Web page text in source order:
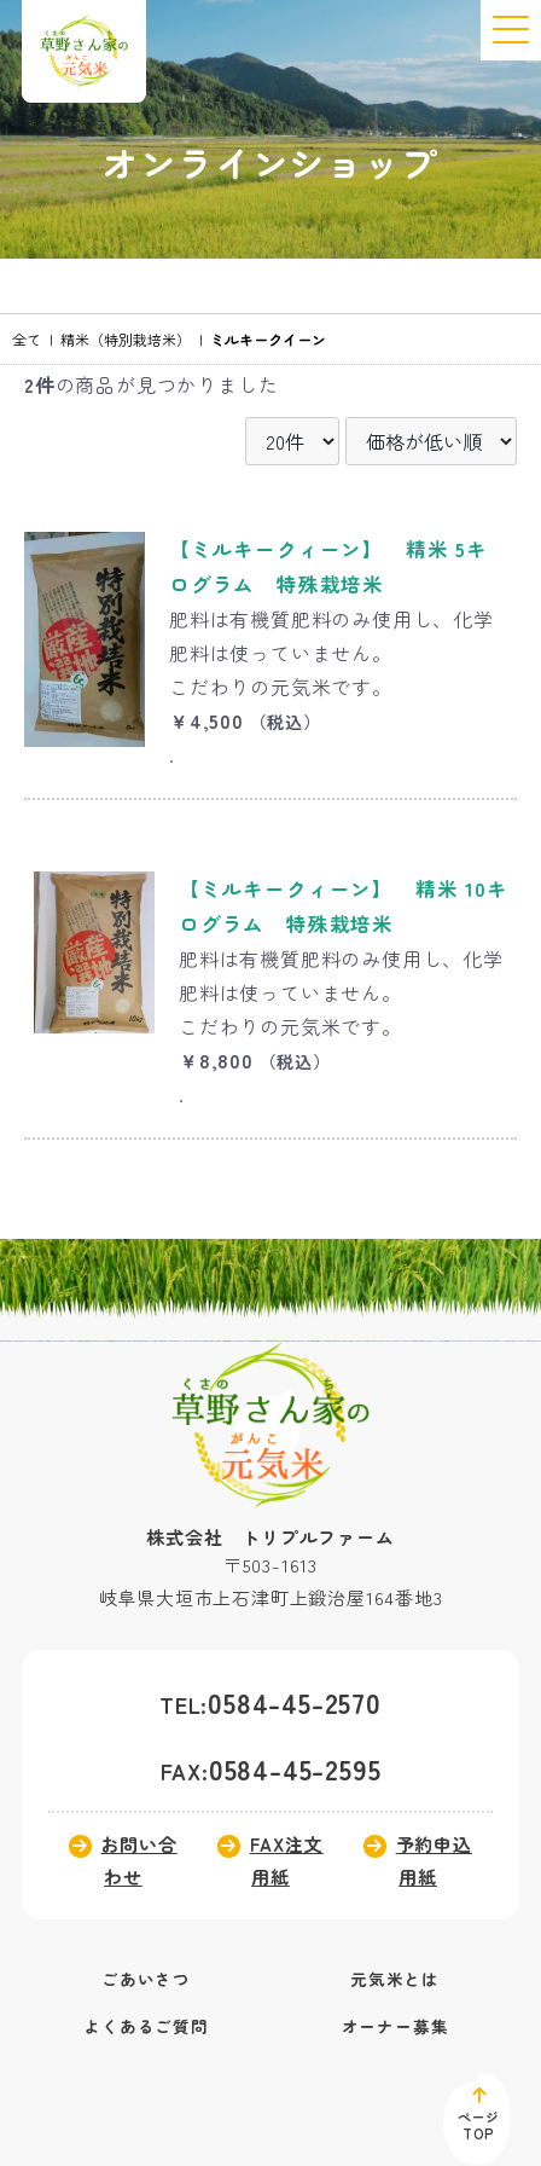
オンラインショップ
全て | 精米（特別栽培米） | ミルキークイーン
2件の商品が見つかりました
【ミルキークィーン】 精米 5キ
ログラム 特殊栽培米
肥料は有機質肥料のみ使用し、化学
肥料は使っていません。
こだわりの元気米です。
￥4,500
（税込）
.
【ミルキークィーン】 精米 10キ
ログラム 特殊栽培米
肥料は有機質肥料のみ使用し、化学
肥料は使っていません。
こだわりの元気米です。
￥8,800
（税込）
.
株式会社 トリプルファーム
〒503-1613
岐阜県大垣市上石津町上鍛治屋164番地3
TEL:0584-45-2570
FAX:0584-45-2595
お問い合
わせ
FAX注文
用紙
予約申込
用紙
ごあいさつ
元気米とは
よくあるご質問
オーナー募集
ページ
TOP